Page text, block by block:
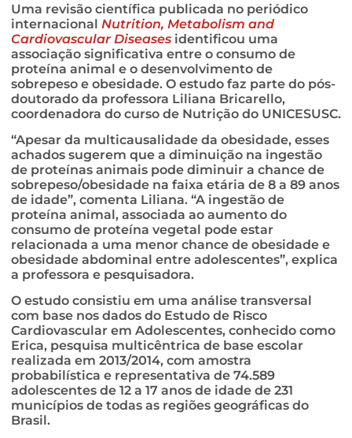
Uma revisão científica publicada no periódico
internacional Nutrition, Metabolism and
Cardiovascular Diseases identificou uma
associação significativa entre o consumo de
proteína animal e o desenvolvimento de
sobrepeso e obesidade. O estudo faz parte do pós-
doutorado da professora Liliana Bricarello,
coordenadora do curso de Nutrição do UNICESUSC.
“Apesar da multicausalidade da obesidade, esses
achados sugerem que a diminuição na ingestão
de proteínas animais pode diminuir a chance de
sobrepeso/obesidade na faixa etária de 8 a 89 anos
de idade”, comenta Liliana. “A ingestão de
proteína animal, associada ao aumento do
consumo de proteína vegetal pode estar
relacionada a uma menor chance de obesidade e
obesidade abdominal entre adolescentes”, explica
a professora e pesquisadora.
O estudo consistiu em uma análise transversal
com base nos dados do Estudo de Risco
Cardiovascular em Adolescentes, conhecido como
Erica, pesquisa multicêntrica de base escolar
realizada em 2013/2014, com amostra
probabilística e representativa de 74.589
adolescentes de 12 a 17 anos de idade de 231
municípios de todas as regiões geográficas do
Brasil.